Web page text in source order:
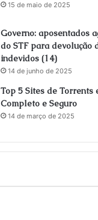
15 de maio de 2025
Governo: aposentados
do STF para devolução
indevidos (14)
14 de junho de 2025
Top 5 Sites de Torrents
Completo e Seguro
14 de março de 2025